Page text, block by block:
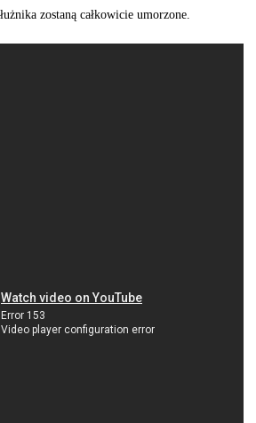
zostaną całkowicie umorzone.